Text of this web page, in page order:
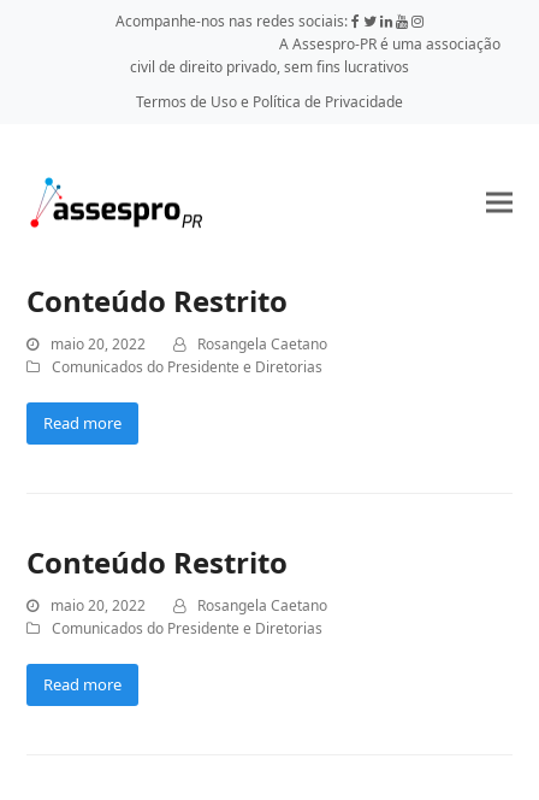
Acompanhe-nos nas redes sociais:
A Assespro-PR é uma associação
civil de direito privado, sem fins lucrativos
Termos de Uso e Política de Privacidade
Conteúdo Restrito
maio 20, 2022
Rosangela Caetano
Comunicados do Presidente e Diretorias
Read more
Conteúdo Restrito
maio 20, 2022
Rosangela Caetano
Comunicados do Presidente e Diretorias
Read more